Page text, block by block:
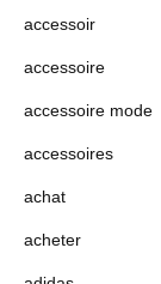
accessoir
accessoire
accessoire mode
accessoires
achat
acheter